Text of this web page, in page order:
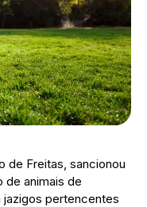
de Freitas, sancionou
de animais de
pertencentes